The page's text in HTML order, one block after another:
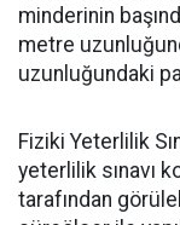
minderinin
metre
uzunluğundaki
Fiziki Yeterlilik
yeterlilik sınavı
tarafından